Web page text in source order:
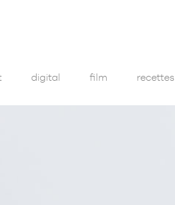
digital film recettes